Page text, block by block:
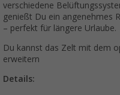
verschiedene
genießt Du ein angenehmes
– perfekt für längere Urlaube.
Du kannst das Zelt mit dem
erweitern
Details: